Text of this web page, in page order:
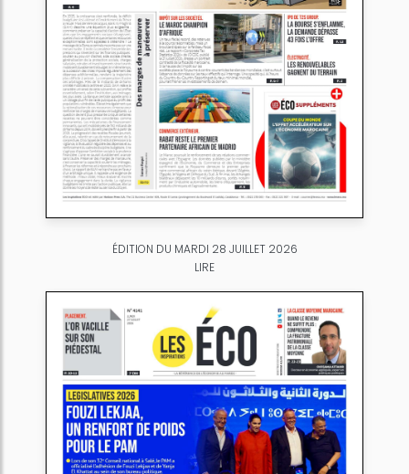
ÉDITION DU MARDI 28 JUILLET 2026
LIRE